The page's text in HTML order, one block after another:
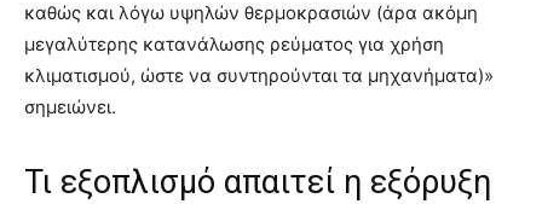
καθώς και λόγω υψηλών θερμοκρασιών (άρα ακόμη
μεγαλύτερης κατανάλωσης ρεύματος για χρήση
κλιματισμού, ώστε να συντηρούνται τα μηχανήματα)»
σημειώνει.
Τι εξοπλισμό απαιτεί η εξόρυξη